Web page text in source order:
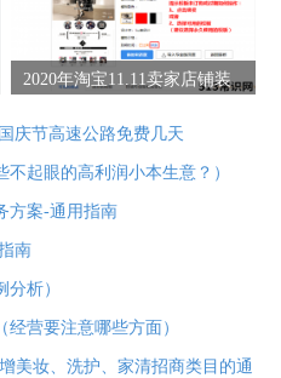
2020年淘宝11.11卖家店铺装
庆节高速公路免费几天
起眼的高利润小本生意？）
方案-通用指南
南
析）
营要注意哪些方面）
美妆、洗护、家清招商类目的通